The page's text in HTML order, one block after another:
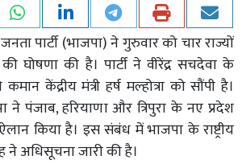
पार्टी (भाजपा) ने गुरुवार को चार राज्यों
घोषणा की है। पार्टी ने वीरेंद्र सचदेवा के
केंद्रीय मंत्री हर्ष मल्होत्रा को सौंपी है।
पंजाब, हरियाणा और त्रिपुरा के नए प्रदेश
किया है। इस संबंध में भाजपा के राष्ट्रीय
अधिसूचना जारी की है।